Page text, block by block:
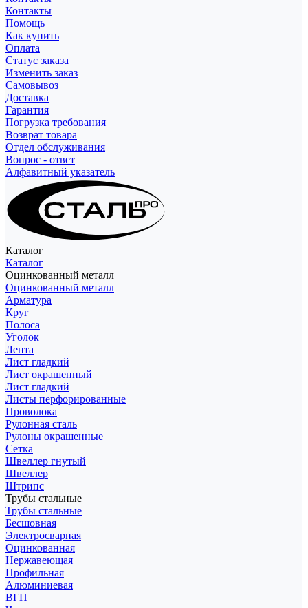
Контакты
Помощь
Как купить
Оплата
Статус заказа
Изменить заказ
Самовывоз
Доставка
Гарантия
Погрузка требования
Возврат товара
Отдел обслуживания
Вопрос - ответ
Алфавитный указатель
Каталог
Каталог
Оцинкованный металл
Оцинкованный металл
Арматура
Круг
Полоса
Уголок
Лента
Лист гладкий
Лист окрашенный
Лист гладкий
Листы перфорированные
Проволока
Рулонная сталь
Рулоны окрашенные
Сетка
Швеллер гнутый
Швеллер
Штрипс
Трубы стальные
Трубы стальные
Бесшовная
Электросварная
Оцинкованная
Нержавеющая
Профильная
Алюминиевая
ВГП